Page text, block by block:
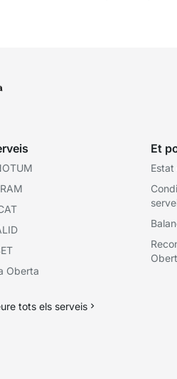
Oberta
tots els serveis
Et